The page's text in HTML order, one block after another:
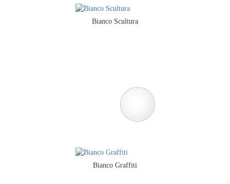
Bianco Scultura
Bianco Graffiti